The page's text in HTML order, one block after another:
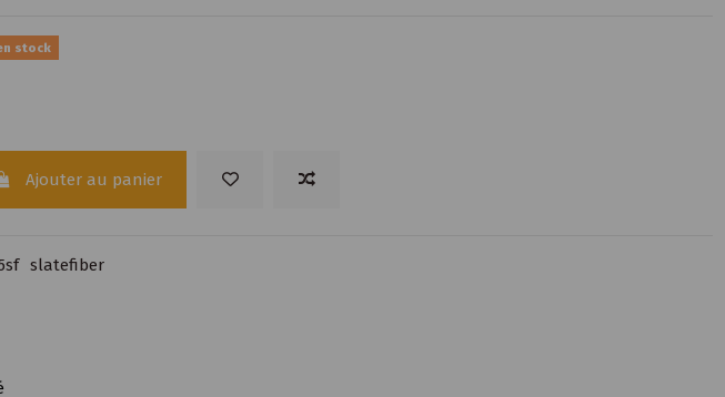
stock
Ajouter au panier
slatefiber